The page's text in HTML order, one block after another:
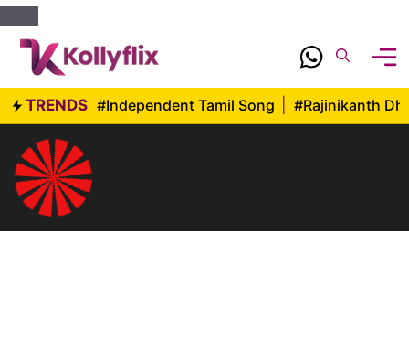
Skip
content
TRENDS #Independent Tamil Song #Rajinikanth